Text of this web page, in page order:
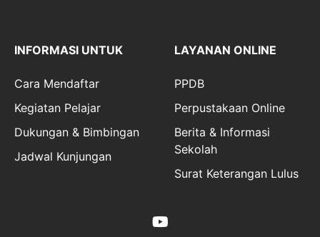
INFORMASI UNTUK
Cara Mendaftar
Kegiatan Pelajar
Dukungan & Bimbingan
Jadwal Kunjungan
LAYANAN ONLINE
PPDB
Perpustakaan Online
Berita & Informasi
Sekolah
Surat Keterangan Lulus